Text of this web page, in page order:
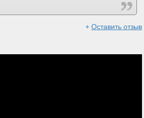
+ Оставить отзыв